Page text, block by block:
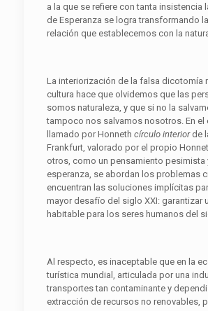
a la que se refiere con tanta insistencia
de Esperanza se logra transformando
relación que establecemos con la
La interiorización de la falsa dicotomía
cultura hace que olvidemos que las
somos naturaleza, y que si no la
tampoco nos salvamos nosotros. En el
llamado por Honneth círculo interior de
Frankfurt, valorado por el propio
otros, como un pensamiento pesimista
esperanza, se abordan los problemas
encuentran las soluciones implícitas
mayor desafío del siglo XXI: garantizar
habitable para los seres humanos del
Al respecto, es inaceptable que en la
turística mundial, articulada por una
transportes tan contaminante y
extracción de recursos no renovables,